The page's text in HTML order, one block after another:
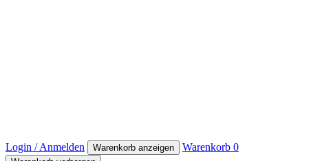
Login / Anmelden Warenkorb anzeigen Warenkorb 0